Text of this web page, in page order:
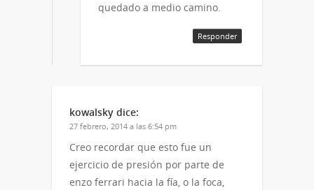
quedado a medio camino.
Responder
kowalsky dice:
27 febrero, 2014 a las 6:54 pm
Creo recordar que esto fue un
ejercicio de presión por parte de
enzo ferrari hacia la fía, o la foca,